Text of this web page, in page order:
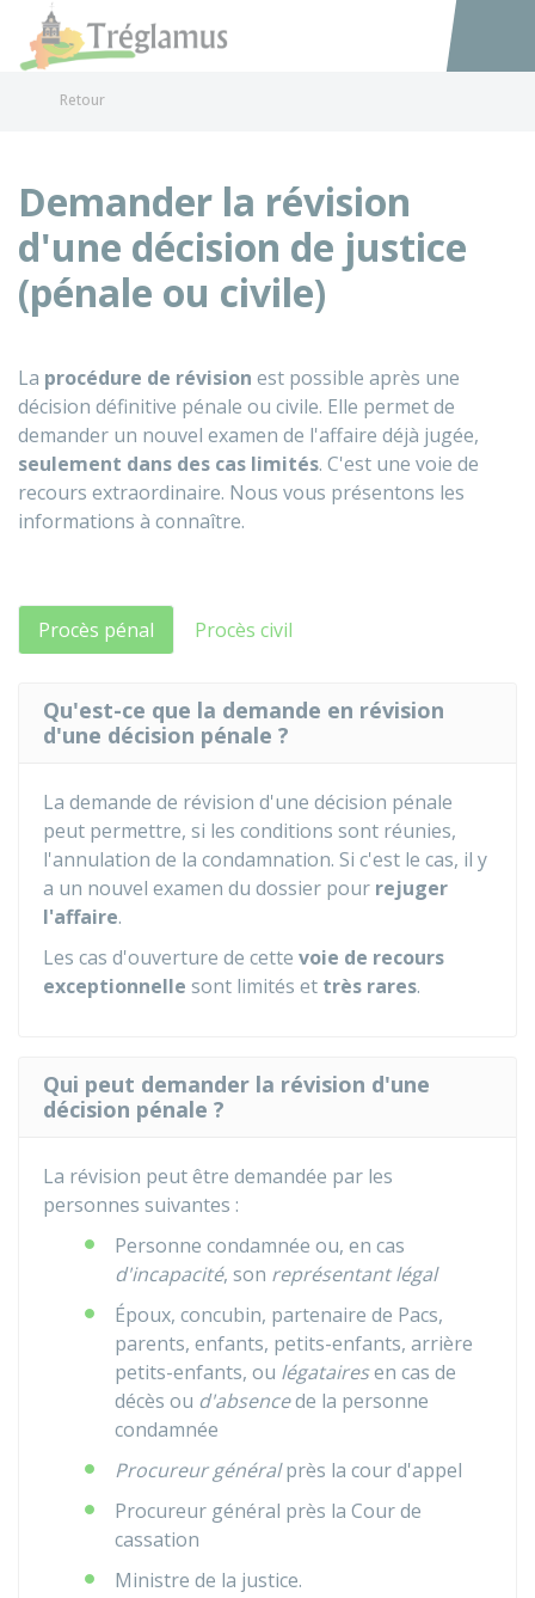
Accéder
Retour
Demander la révision
d'une décision de justice
(pénale ou civile)
La procédure de révision est possible après une
décision définitive pénale ou civile. Elle permet de
demander un nouvel examen de l'affaire déjà jugée,
seulement dans des cas limités. C'est une voie de
recours extraordinaire. Nous vous présentons les
informations à connaître.
Procès pénal Procès civil
Qu'est-ce que la demande en révision
d'une décision pénale ?
La demande de révision d'une décision pénale
peut permettre, si les conditions sont réunies,
l'annulation de la condamnation. Si c'est le cas, il y
a un nouvel examen du dossier pour rejuger
l'affaire.
Les cas d'ouverture de cette voie de recours
exceptionnelle sont limités et très rares.
Qui peut demander la révision d'une
décision pénale ?
La révision peut être demandée par les
personnes suivantes :
Personne condamnée ou, en cas
d'incapacité, son représentant légal
Époux, concubin, partenaire de Pacs,
parents, enfants, petits-enfants, arrière
petits-enfants, ou légatairesen cas de
décès ou d'absencede la personne
condamnée
Procureur généralprès la cour d'appel
Procureur général près la Cour de
cassation
Ministre de la justice.